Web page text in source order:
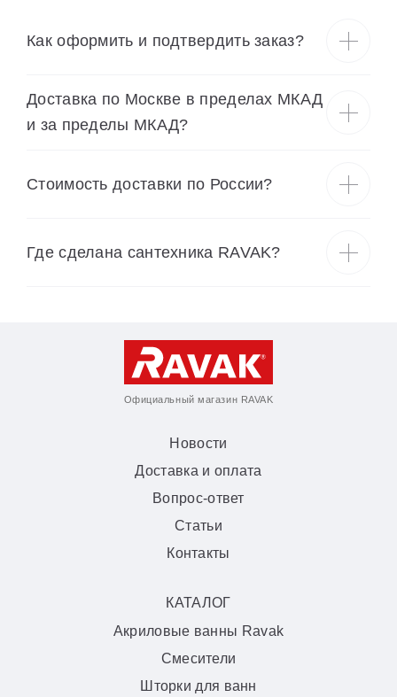
Как оформить и подтвердить заказ?
Доставка по Москве в пределах МКАД
и за пределы МКАД?
Cтоимость доставки по России?
Где сделана сантехника RAVAK?
Официальный магазин RAVAK
Новости
Доставка и оплата
Вопрос-ответ
Статьи
Контакты
КАТАЛОГ
Акриловые ванны Ravak
Смесители
Шторки для ванн